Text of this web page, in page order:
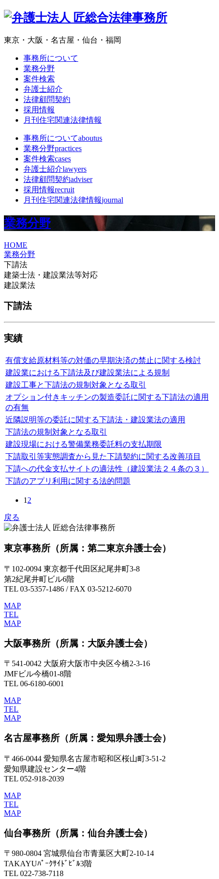
東京・大阪・名古屋・仙台・福岡
事務所について
業務分野
案件検索
弁護士紹介
法律顧問契約
採用情報
月刊住宅関連法律情報
事務所についてaboutus
業務分野practices
案件検索cases
弁護士紹介lawyers
法律顧問契約adviser
採用情報recruit
月刊住宅関連法律情報journal
業務分野
HOME
業務分野
下請法
建築士法・建設業法等対応
建設業法
下請法
実績
有償支給原材料等の対価の早期決済の禁止に関する検討
建設業における下請法及び建設業法による規制
建設工事と下請法の規制対象となる取引
オプション付きキッチンの製造委託に関する下請法の適用
の有無
近隣説明等の委託に関する下請法・建設業法の適用
下請法の規制対象となる取引
建設現場における警備業務委託料の支払期限
下請取引等実態調査から見た下請契約に関する改善項目
下請への代金支払サイトの適法性（建設業法２４条の３）
下請のアプリ利用に関する法的問題
1 2
戻る
東京事務所 （所属：第二東京弁護士会）
〒102-0094 東京都千代田区紀尾井町3-8
第2紀尾井町ビル6階
TEL 03-5357-1486 / FAX 03-5212-6070
MAP
TEL
MAP
大阪事務所 （所属：大阪弁護士会）
〒541-0042 大阪府大阪市中央区今橋2-3-16
JMFビル今橋01-8階
TEL 06-6180-6001
MAP
TEL
MAP
名古屋事務所 （所属：愛知県弁護士会）
〒466-0044 愛知県名古屋市昭和区桜山町3-51-2
愛知県建設センター4階
TEL 052-918-2039
MAP
TEL
MAP
仙台事務所 （所属：仙台弁護士会）
〒980-0804 宮城県仙台市青葉区大町2-10-14
TAKAYUﾊﾟｰｸｻｲﾄﾞﾋﾞﾙ3階
TEL 022-738-7118